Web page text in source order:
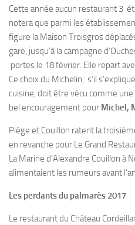
Cette année aucun restaurant 3
notera que parmi les
figure la Maison Troisgros
gare, jusqu’à la campagne
portes le 18 février. Elle repart
Ce choix du Michelin, s’il
cuisine, doit être vécu comme
bel encouragement pour Michel,
Piège et Couillon ratent la
en revanche pour Le Grand
La Marine d’Alexandre Couillon à
alimentaient les rumeurs avant
Les perdants du palmarès 2017
Le restaurant du Château